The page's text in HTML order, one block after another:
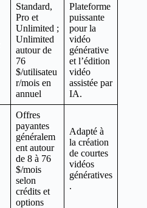
Standard,
Pro et
Unlimited ;
Unlimited
autour de
76
$/utilisateu
r/mois en
annuel
Plateforme
puissante
pour la
vidéo
générative
et l’édition
vidéo
assistée par
IA.
Offres
payantes
généralem
ent autour
de 8 à 76
$/mois
selon
crédits et
options
Adapté à
la création
de courtes
vidéos
génératives
.